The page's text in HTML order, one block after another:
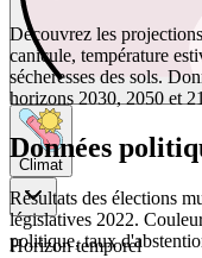
Climat
Horizon temporel
Découvrez les
canicule, température
sécheresses des sols.
horizons 2030, 2050 et
Données
Résultats des élections
législatives 2022.
politique, taux